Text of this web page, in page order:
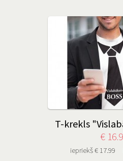
T-krekls
€
iepriekš € 17.99